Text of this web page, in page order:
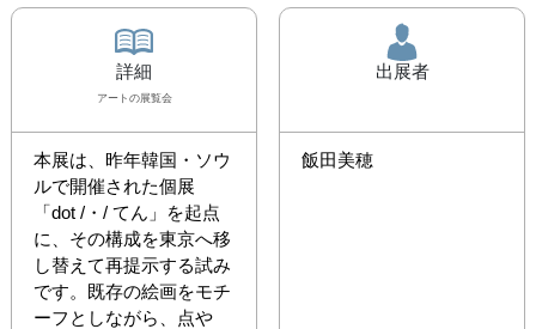
詳細
アート の展覧会
本展は、昨年韓国・ソウ
ルで開催された個展
「dot /・/ てん」を起点
に、その構成を東京へ移
し替えて再提示する試み
です。既存の絵画をモチ
ーフとしながら、点や
出展者
飯田美穂